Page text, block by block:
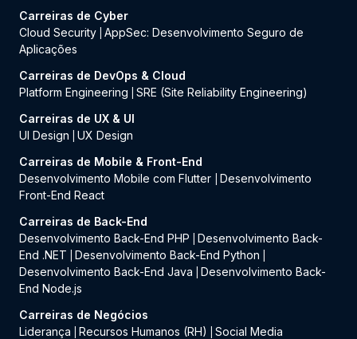
Carreiras de Cyber
Cloud Security AppSec: Desenvolvimento Seguro de
Aplicações
Carreiras de DevOps & Cloud
Platform Engineering
SRE (Site Reliability Engineering)
Carreiras de UX & UI
UI Design
UX Design
Carreiras de Mobile & Front-End
Desenvolvimento Mobile com Flutter
Desenvolvimento
Front-End React
Carreiras de Back-End
Desenvolvimento Back-End PHP
Desenvolvimento Back-
End .NET
Desenvolvimento Back-End Python
Desenvolvimento Back-End Java
Desenvolvimento Back-
End Node.js
Carreiras de Negócios
Liderança
Recursos Humanos (RH)
Social Media